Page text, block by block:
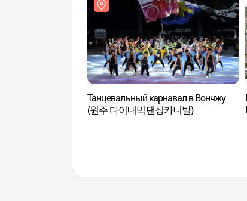
Танцевальный карнавал в Вончжу
(원주 다이내믹댄싱카니발)